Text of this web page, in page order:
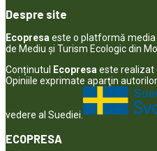
Despre site
Ecopresaeste o platformă
de Mediu și Turism Ecologic din
Conținutul
Ecopresaeste realizat
Opiniile exprimate aparţin
vedere al Suediei.
ECOPRESA